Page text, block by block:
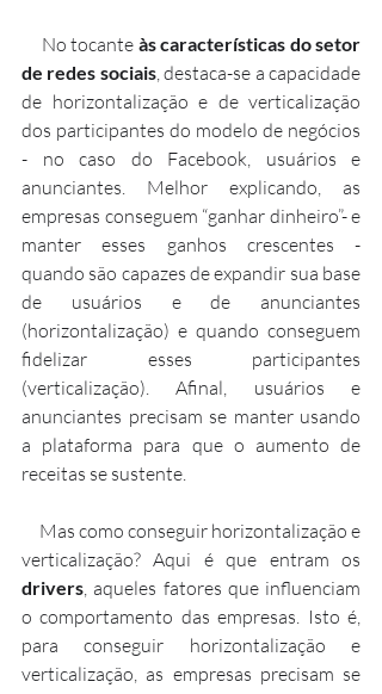
     No tocante
às características do setor
de redes sociais, destaca-se a capacidade
de horizontalização e de verticalização
dos participantes do modelo de negócios
- no caso do Facebook, usuários e
anunciantes. Melhor explicando, as
empresas conseguem “ganhar dinheiro”- e
manter esses ganhos crescentes -
quando são capazes de expandir sua base
de usuários e de anunciantes
(horizontalização) e quando conseguem
fidelizar esses participantes
(verticalização). Afinal, usuários e
anunciantes precisam se manter usando
a plataforma para que o aumento de
receitas se sustente.
drivers , aqueles fatores que influenciam
o comportamento das empresas. Isto é,
para conseguir horizontalização e
verticalização, as empresas precisam se